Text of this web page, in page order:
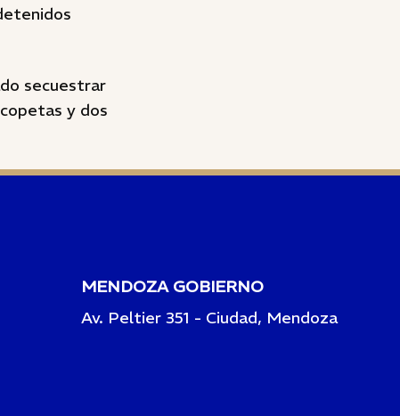
secuestrar
y dos
MENDOZA GOBIERNO
Av. Peltier 351 - Ciudad, Mendoza